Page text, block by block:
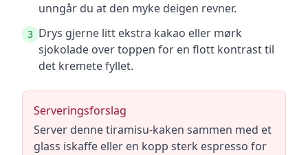
unngår du at den myke deigen revner.
3 Drys gjerne litt ekstra kakao eller mørk
sjokolade over toppen for en flott kontrast til
det kremete fyllet.
Serveringsforslag
Server denne tiramisu-kaken sammen med et
glass iskaffe eller en kopp sterk espresso for